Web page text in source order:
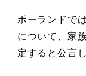
ポーランドで
について、家
定すると公言